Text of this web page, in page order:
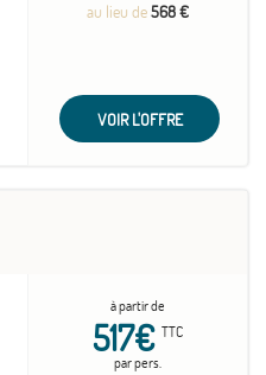
au lieu de568 €
VOIR L'OFFRE
à partir de
517€ TTC
par pers.